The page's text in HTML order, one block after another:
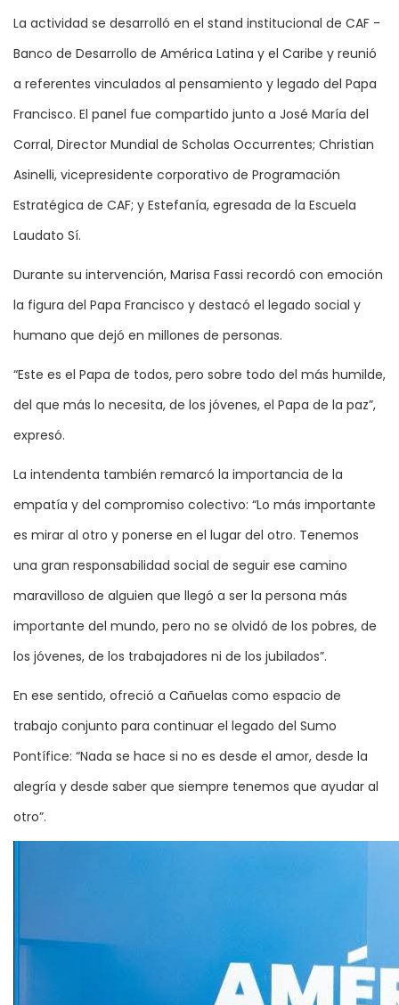
La actividad se desarrolló en el stand institucional de CAF -
Banco de Desarrollo de América Latina y el Caribe y reunió
a referentes vinculados al pensamiento y legado del Papa
Francisco. El panel fue compartido junto a José María del
Corral, Director Mundial de Scholas Occurrentes; Christian
Asinelli, vicepresidente corporativo de Programación
Estratégica de CAF; y Estefanía, egresada de la Escuela
Laudato Sí.
Durante su intervención, Marisa Fassi recordó con emoción
la figura del Papa Francisco y destacó el legado social y
humano que dejó en millones de personas.
“Este es el Papa de todos, pero sobre todo del más humilde,
del que más lo necesita, de los jóvenes, el Papa de la paz”,
expresó.
La intendenta también remarcó la importancia de la
empatía y del compromiso colectivo: “Lo más importante
es mirar al otro y ponerse en el lugar del otro. Tenemos
una gran responsabilidad social de seguir ese camino
maravilloso de alguien que llegó a ser la persona más
importante del mundo, pero no se olvidó de los pobres, de
los jóvenes, de los trabajadores ni de los jubilados”.
En ese sentido, ofreció a Cañuelas como espacio de
trabajo conjunto para continuar el legado del Sumo
Pontífice: “Nada se hace si no es desde el amor, desde la
alegría y desde saber que siempre tenemos que ayudar al
otro”.